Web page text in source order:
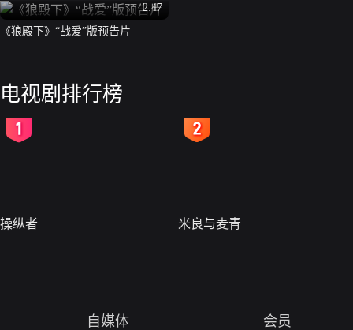
2:47
《狼殿下》“战爱”版预告片
电视剧排行榜
操纵者 米良与麦青
自媒体 会员